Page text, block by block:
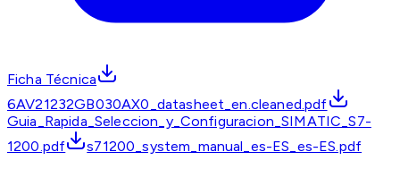
Ficha Técnica
6AV21232GB030AX0_datasheet_en.cleaned.pdf
Guia_Rapida_Seleccion_y_Configuracion_SIMATIC_S7-
1200.pdf
s71200_system_manual_es-ES_es-ES.pdf